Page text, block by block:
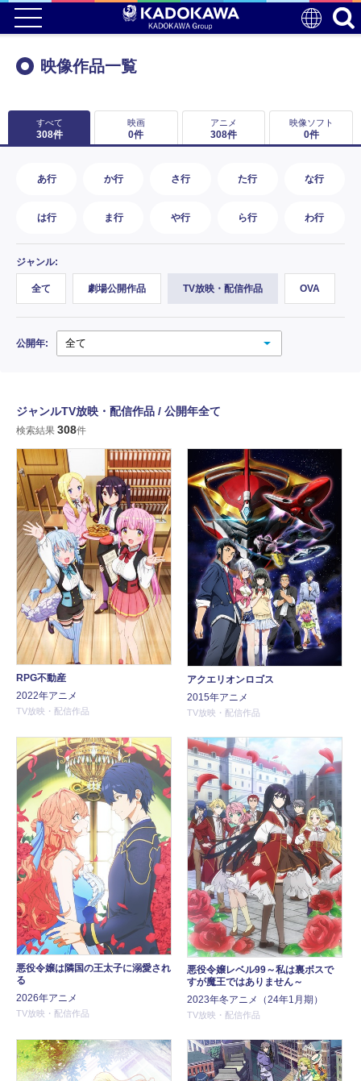
映像作品一覧
すべて
308件
映画
0件
アニメ
308件
映像ソフト
0件
あ行 か行 さ行 た行 な行
は行 ま行 や行 ら行 わ行
ジャンル:
全て 劇場公開作品 TV放映・配信作品 OVA
公開年:
ジャンルTV放映・配信作品 / 公開年全て
検索結果 308件
RPG不動産
2022年アニメ
TV放映・配信作品
アクエリオンロゴス
2015年アニメ
TV放映・配信作品
悪役令嬢は隣国の王太子に溺愛され
る
2026年アニメ
TV放映・配信作品
悪役令嬢レベル99～私は裏ボスで
すが魔王ではありません～
2023年冬アニメ（24年1月期）
TV放映・配信作品